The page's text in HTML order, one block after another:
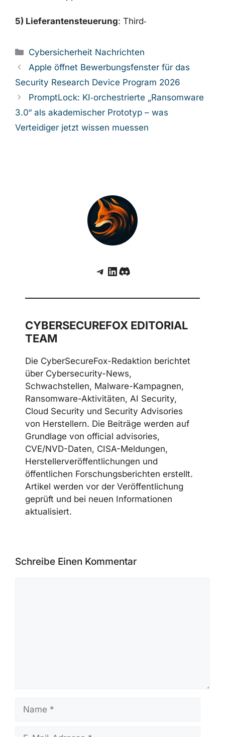
5) Lieferantensteuerung: Third‑
Kategorien
Cybersicherheit Nachrichten
Apple öffnet Bewerbungsfenster für das
Security Research Device Program 2026
PromptLock: KI‑orchestrierte „Ransomware
3.0“ als akademischer Prototyp – was
Verteidiger jetzt wissen muessen
Telegram
LinkedIn
Discord
CYBERSECUREFOX EDITORIAL
TEAM
Die CyberSecureFox-Redaktion berichtet
über Cybersecurity-News,
Schwachstellen, Malware-Kampagnen,
Ransomware-Aktivitäten, AI Security,
Cloud Security und Security Advisories
von Herstellern. Die Beiträge werden auf
Grundlage von official advisories,
CVE/NVD-Daten, CISA-Meldungen,
Herstellerveröffentlichungen und
öffentlichen Forschungsberichten erstellt.
Artikel werden vor der Veröffentlichung
geprüft und bei neuen Informationen
aktualisiert.
Schreibe Einen Kommentar